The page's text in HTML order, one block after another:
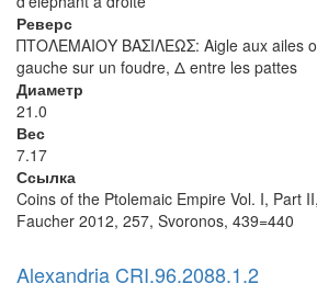
Реверс
ΠΤΟΛΕΜΑΙΟΥ ΒΑΣΙΛΕΩΣ: Aigle aux ailes
gauche sur un foudre, Δ entre les pattes
Диаметр
21.0
Вес
7.17
Ссылка
Coins of the Ptolemaic Empire Vol. I, Part
Faucher 2012, 257, Svoronos, 439=440
Alexandria CRI.96.2088.1.2